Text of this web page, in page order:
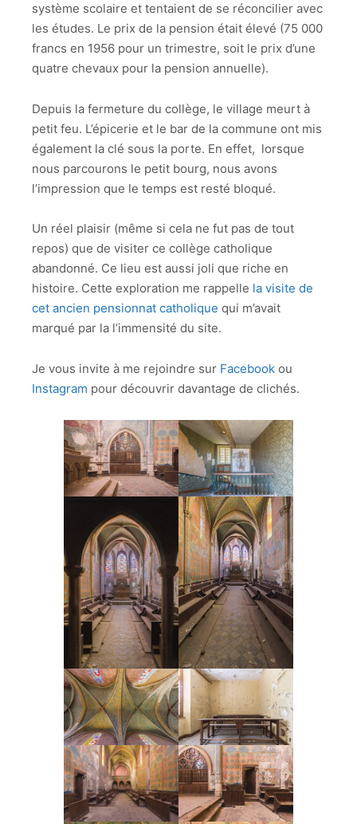
système scolaire et tentaient de se réconcilier avec
les études. Le prix de la pension était élevé (75 000
francs en 1956 pour un trimestre, soit le prix d’une
quatre chevaux pour la pension annuelle).
Depuis la fermeture du collège, le village meurt à
petit feu. L’épicerie et le bar de la commune ont mis
également la clé sous la porte. En effet, lorsque
nous parcourons le petit bourg, nous avons
l’impression que le temps est resté bloqué.
Un réel plaisir (même si cela ne fut pas de tout
repos) que de visiter ce collège catholique
abandonné. Ce lieu est aussi joli que riche en
histoire. Cette exploration me rappelle la visite de
cet ancien pensionnat catholique qui m’avait
marqué par la l’immensité du site.
Je vous invite à me rejoindre sur Facebook ou
Instagram pour découvrir davantage de clichés.